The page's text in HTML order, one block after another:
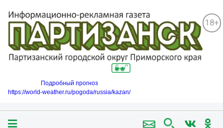
18+
Подробный прогноз
https://world-weather.ru/pogoda/russia/kazan/